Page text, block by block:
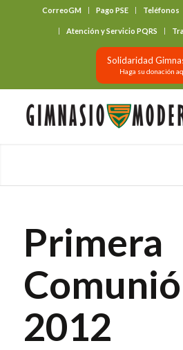
CorreoGM Pago PSE Teléfonos
Atención y Servicio PQRS
Solidaridad
Haga su donación
Primera
2012